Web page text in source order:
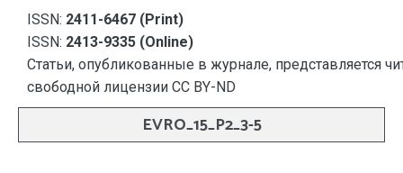
ISSN: 2411-6467 (Print)
ISSN: 2413-9335 (Online)
Статьи, опубликованные в журнале, представляется
свободной лицензии CC BY-ND
EVRO_15_P2_3-5